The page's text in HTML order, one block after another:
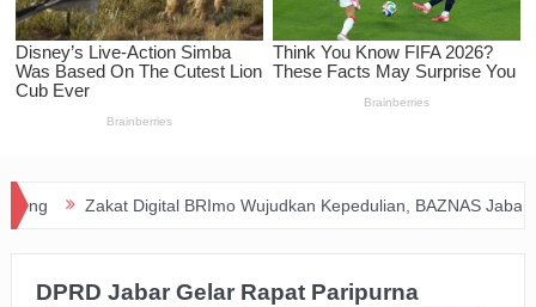
Zakat Digital BRImo Wujudkan Kepedulian, BAZNAS Jabar
DPRD Jabar Gelar Rapat Paripurna